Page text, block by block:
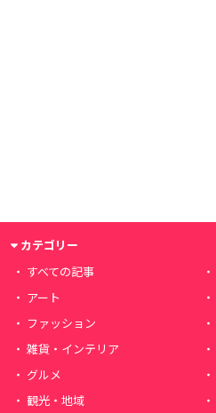
カテゴリー
すべての記事
アート
ファッション
雑貨・インテリア
グルメ
観光・地域